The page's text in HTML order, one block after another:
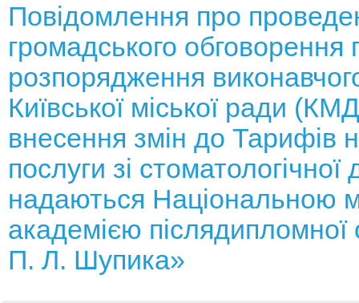
Повідомлення про
громадського обговорення
розпорядження
Київської міської ради
внесення змін до Тарифів
послуги зі стоматологічної
надаються Національною
академією післядипломної
П. Л. Шупика»